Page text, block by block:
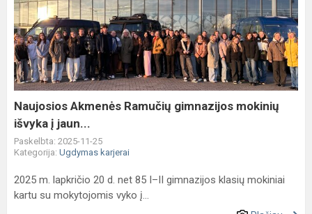
Akmenės
Ramučių
gimnazijos
mokinių
išvyka
į
jaun...
Naujosios Akmenės Ramučių gimnazijos mokinių
išvyka į jaun...
Paskelbta: 2025-11-25
Kategorija: Ugdymas karjerai
2025 m. lapkričio 20 d. net 85 I–II gimnazijos klasių mokiniai
kartu su mokytojomis vyko į...